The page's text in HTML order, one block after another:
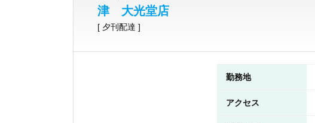
津 大光堂店
[ 夕刊配達 ]
勤務地
アクセス